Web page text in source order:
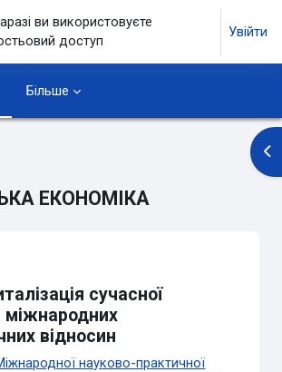
вмісту
ви використовуєте
доступ
Увійти
Більше
ЕКОНОМІКА
курсу
сучасної
міжнародних
відносин
науково-практичної